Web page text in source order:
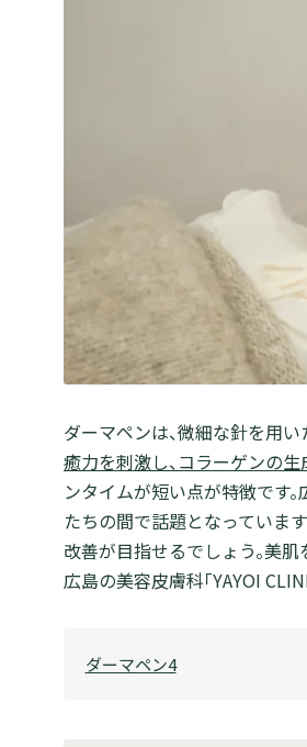
ダーマペンは、微細な針を用
癒力を刺激し、コラーゲンの
ンタイムが短い点が特徴です
たちの間で話題となっていま
改善が目指せるでしょう。美肌
広島の美容皮膚科「YAYOI
ダーマペン4